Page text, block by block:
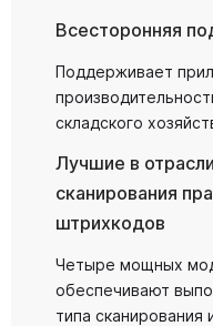
Всесторонняя
Поддерживает
складского
Лучшие в
сканирования
штрихкодов
Четыре мощных
обеспечивают
типа сканирования